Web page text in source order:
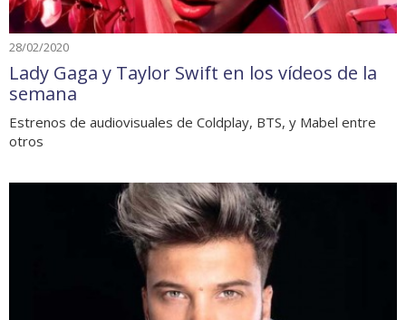
28/02/2020
Lady Gaga y Taylor Swift en los vídeos de la
semana
Estrenos de audiovisuales de Coldplay, BTS, y Mabel entre
otros